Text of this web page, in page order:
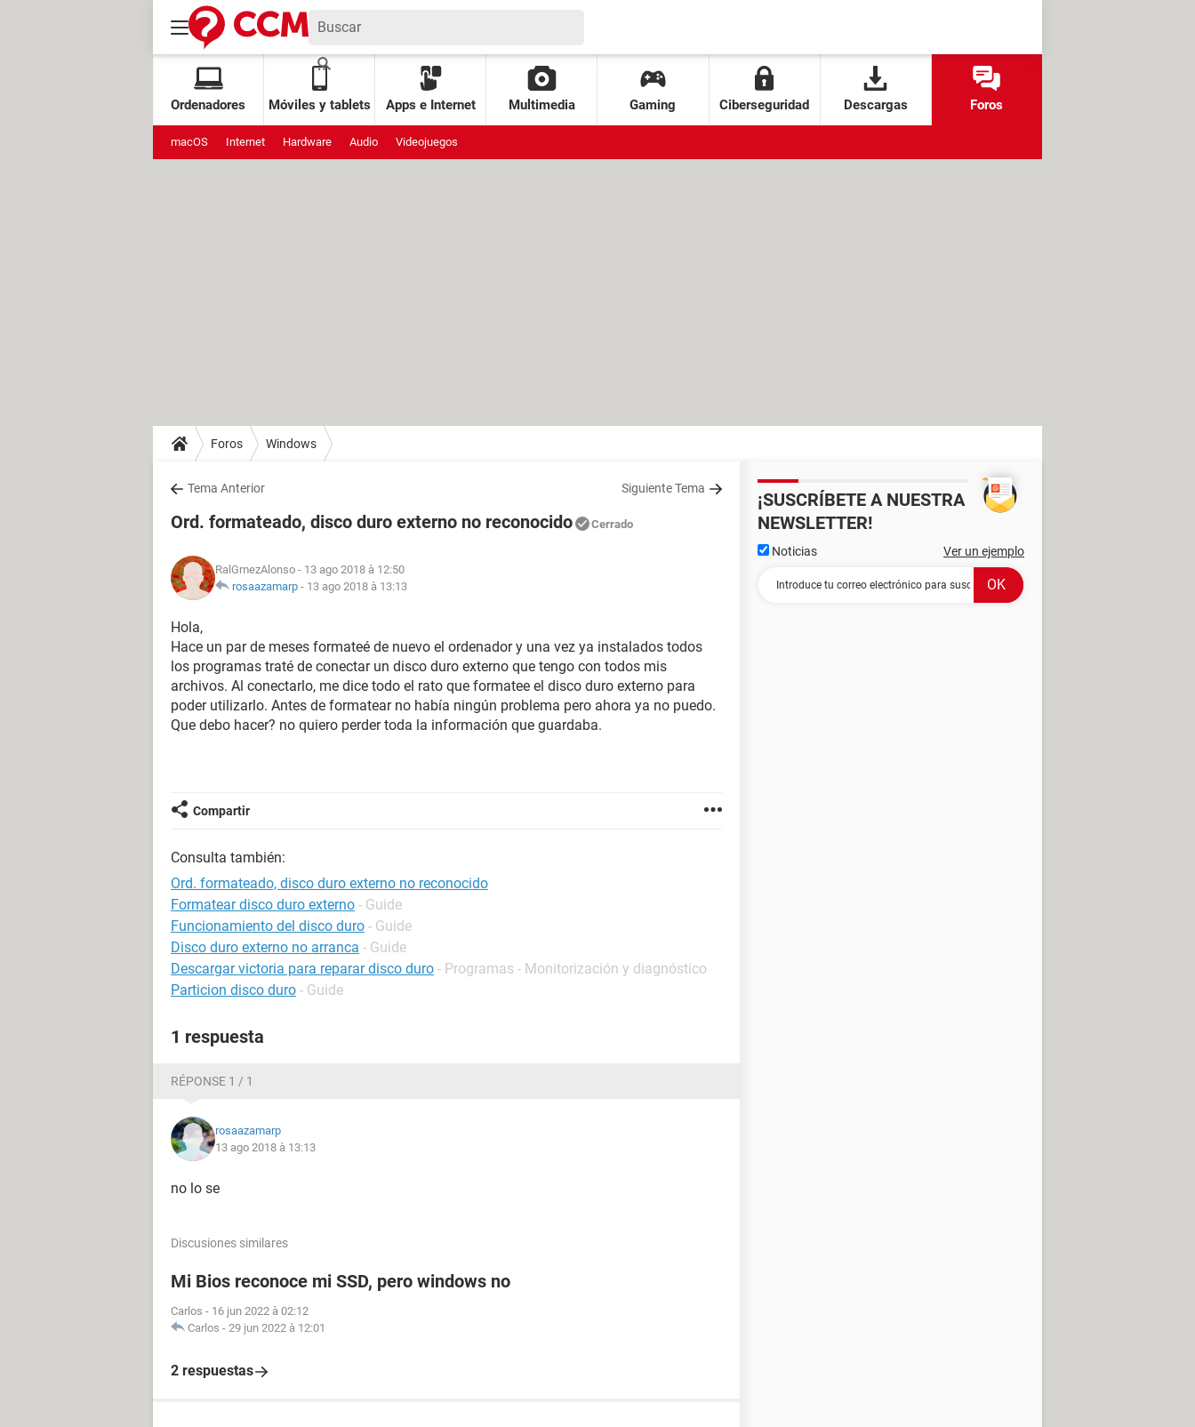
Ordenadores Móviles y tablets Apps e Internet Multimedia Gaming Ciberseguridad Descargas Foros
macOS Internet Hardware Audio Videojuegos
Foros Windows
Tema Anterior Siguiente Tema
Ord. formateado, disco duro externo no reconocido Cerrado
RalGmezAlonso - 13 ago 2018 à 12:50
rosaazamarp - 13 ago 2018 à 13:13
Hola,
Hace un par de meses formateé de nuevo el ordenador y una vez ya instalados todos
los programas traté de conectar un disco duro externo que tengo con todos mis
archivos. Al conectarlo, me dice todo el rato que formatee el disco duro externo para
poder utilizarlo. Antes de formatear no había ningún problema pero ahora ya no puedo.
Que debo hacer? no quiero perder toda la información que guardaba.
Compartir
Consulta también:
Ord. formateado, disco duro externo no reconocido
Formatear disco duro externo - Guide
Funcionamiento del disco duro - Guide
Disco duro externo no arranca - Guide
Descargar victoria para reparar disco duro - Programas - Monitorización y diagnóstico
Particion disco duro - Guide
1 respuesta
RÉPONSE 1 / 1
rosaazamarp
13 ago 2018 à 13:13
no lo se
Discusiones similares
Mi Bios reconoce mi SSD, pero windows no
Carlos - 16 jun 2022 à 02:12
Carlos - 29 jun 2022 à 12:01
2 respuestas
¡SUSCRÍBETE A NUESTRA
NEWSLETTER!
Noticias Ver un ejemplo